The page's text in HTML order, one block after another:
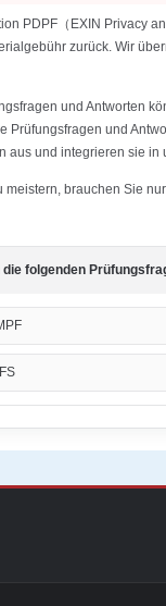
PDPF（EXIN
zurück. Wir
und Antworten
Prüfungsfragen und
aus und integrieren sie in
brauchen Sie
folgenden